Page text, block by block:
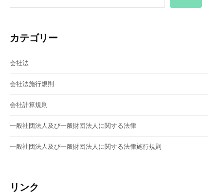
ン
カテゴリー
会社法
会社法施行規則
会社計算規則
一般社団法人及び一般財団法人に関する法律
一般社団法人及び一般財団法人に関する法律施行規則
リンク